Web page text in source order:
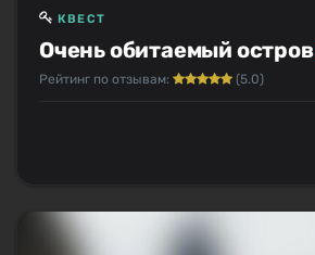
Очень обитаемый остров
КВЕСТ
Рейтинг по отзывам: (5.0)